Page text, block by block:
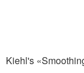
Kiehl's